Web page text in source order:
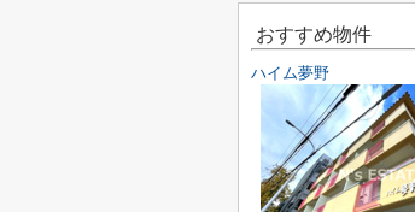
おすすめ物件
ハイム夢野